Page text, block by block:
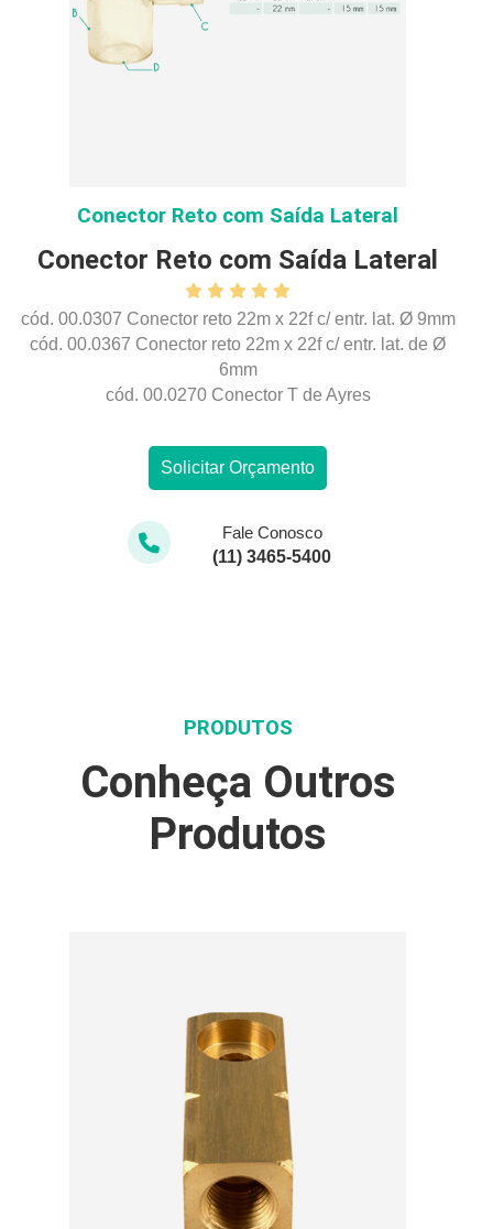
Conector Reto com Saída Lateral
Conector Reto com Saída Lateral
cód. 00.0307 Conector reto 22m x 22f c/ entr. lat. Ø 9mm
cód. 00.0367 Conector reto 22m x 22f c/ entr. lat. de Ø
6mm
cód. 00.0270 Conector T de Ayres
Solicitar Orçamento
Fale Conosco
(11) 3465-5400
PRODUTOS
Conheça Outros
Produtos